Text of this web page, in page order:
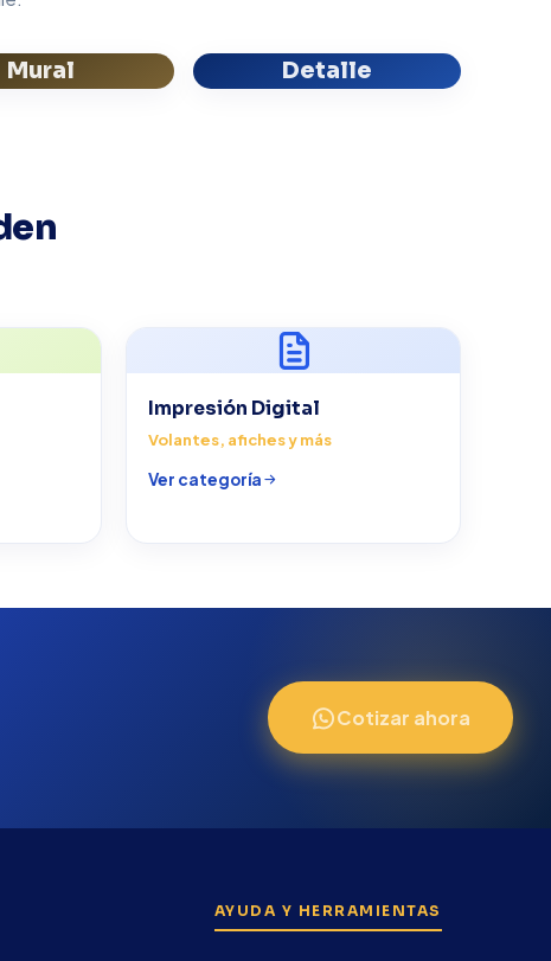
Mural Detalle
Impresión Digital
Volantes, afiches y más
Ver categoría
Cotizar ahora
AYUDA Y HERRAMIENTAS